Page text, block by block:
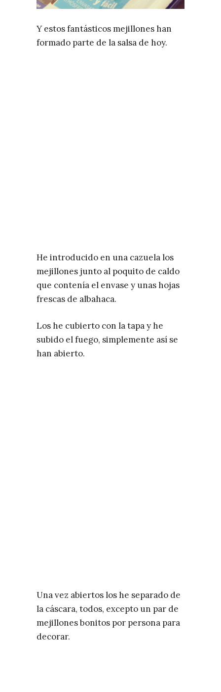
Y estos fantásticos mejillones han
formado parte de la salsa de hoy.
He introducido en una cazuela los
mejillones junto al poquito de caldo
que contenía el envase y unas hojas
frescas de albahaca.
Los he cubierto con la tapa y he
subido el fuego, simplemente así se
han abierto.
Una vez abiertos los he separado de
la cáscara, todos, excepto un par de
mejillones bonitos por persona para
decorar.